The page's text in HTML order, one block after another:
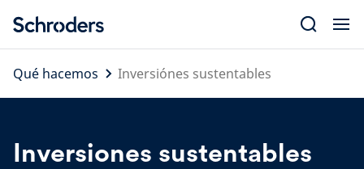
content
Qué hacemos
Inversiónes sustentables
Inversiones sustentables